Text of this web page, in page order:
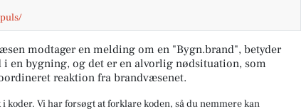
modtager en melding om en "Bygn.brand", betyder
i en bygning, og det er en alvorlig nødsituation, som
reaktion fra brandvæsenet.
koder. Vi har forsøgt at forklare koden, så du nemmere kan